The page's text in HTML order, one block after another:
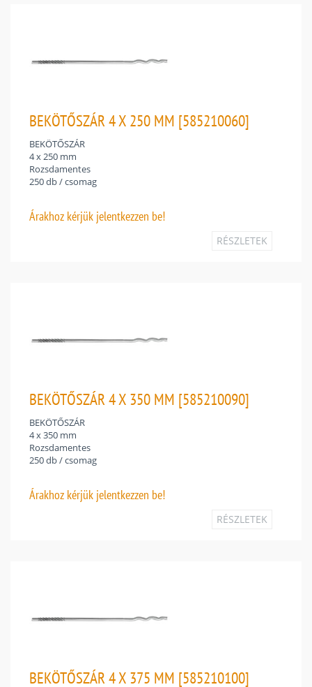
BEKÖTŐSZÁR 4 X 250 MM [585210060]
BEKÖTŐSZÁR
4 x 250 mm
Rozsdamentes
250 db / csomag
Árakhoz kérjük jelentkezzen be!
RÉSZLETEK
BEKÖTŐSZÁR 4 X 350 MM [585210090]
BEKÖTŐSZÁR
4 x 350 mm
Rozsdamentes
250 db / csomag
Árakhoz kérjük jelentkezzen be!
RÉSZLETEK
BEKÖTŐSZÁR 4 X 375 MM [585210100]